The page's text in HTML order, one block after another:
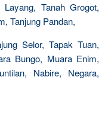
Layang, Tanah Grogot,
Tanjung Pandan,
Selor, Tapak Tuan,
Bungo, Muara Enim,
Nabire, Negara,